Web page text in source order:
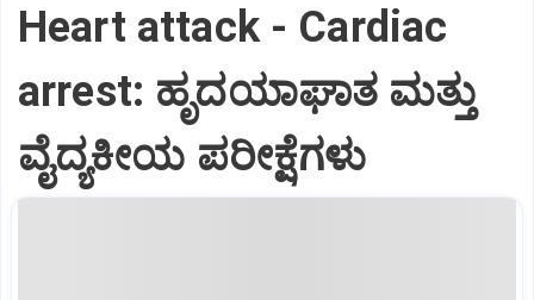
Heart attack - Cardiac
arrest: ಹೃದಯಾಘಾತ ಮತ್ತು
ವೈದ್ಯಕೀಯ ಪರೀಕ್ಷೆಗಳು